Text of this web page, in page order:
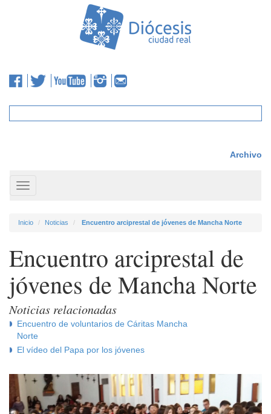
Archivo
Toggle
navigation
Inicio Noticias Encuentro arciprestal de jóvenes de Mancha Norte
Encuentro arciprestal de
jóvenes de Mancha Norte
Noticias relacionadas
Encuentro de voluntarios de Cáritas Mancha
Norte
El vídeo del Papa por los jóvenes